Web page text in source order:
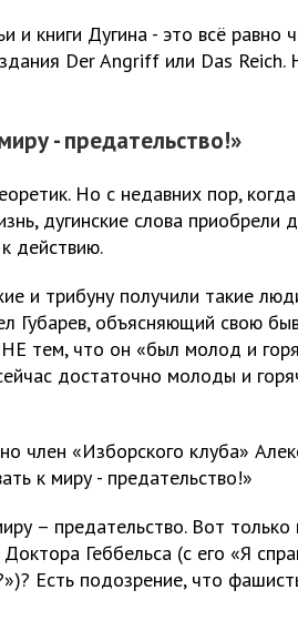
и книги Дугина - это всё равно
Der Angriff или Das Reich.
- предательство!»
Но с недавних пор,
дугинские слова приобрели
действию.
и трибуну получили такие
Губарев, объясняющий свою
тем, что он «был молод и
достаточно молоды и
член «Изборского клуба»
к миру - предательство!»
– предательство. Вот только
Геббельса (с его «Я
Есть подозрение, что